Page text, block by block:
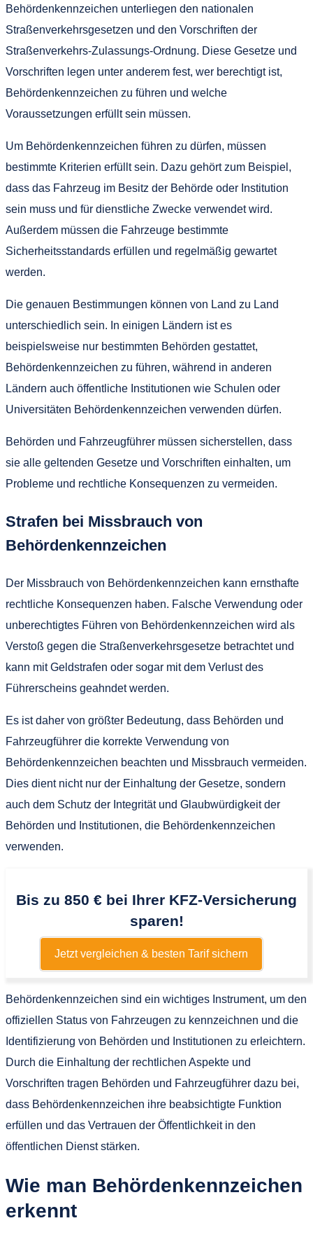
Behördenkennzeichen unterliegen den nationalen
Straßenverkehrsgesetzen und den Vorschriften der
Straßenverkehrs-Zulassungs-Ordnung. Diese Gesetze und
Vorschriften legen unter anderem fest, wer berechtigt ist,
Behördenkennzeichen zu führen und welche
Voraussetzungen erfüllt sein müssen.
Um Behördenkennzeichen führen zu dürfen, müssen
bestimmte Kriterien erfüllt sein. Dazu gehört zum Beispiel,
dass das Fahrzeug im Besitz der Behörde oder Institution
sein muss und für dienstliche Zwecke verwendet wird.
Außerdem müssen die Fahrzeuge bestimmte
Sicherheitsstandards erfüllen und regelmäßig gewartet
werden.
Die genauen Bestimmungen können von Land zu Land
unterschiedlich sein. In einigen Ländern ist es
beispielsweise nur bestimmten Behörden gestattet,
Behördenkennzeichen zu führen, während in anderen
Ländern auch öffentliche Institutionen wie Schulen oder
Universitäten Behördenkennzeichen verwenden dürfen.
Behörden und Fahrzeugführer müssen sicherstellen, dass
sie alle geltenden Gesetze und Vorschriften einhalten, um
Probleme und rechtliche Konsequenzen zu vermeiden.
Strafen bei Missbrauch von
Behördenkennzeichen
Der Missbrauch von Behördenkennzeichen kann ernsthafte
rechtliche Konsequenzen haben. Falsche Verwendung oder
unberechtigtes Führen von Behördenkennzeichen wird als
Verstoß gegen die Straßenverkehrsgesetze betrachtet und
kann mit Geldstrafen oder sogar mit dem Verlust des
Führerscheins geahndet werden.
Es ist daher von größter Bedeutung, dass Behörden und
Fahrzeugführer die korrekte Verwendung von
Behördenkennzeichen beachten und Missbrauch vermeiden.
Dies dient nicht nur der Einhaltung der Gesetze, sondern
auch dem Schutz der Integrität und Glaubwürdigkeit der
Behörden und Institutionen, die Behördenkennzeichen
verwenden.
Bis zu 850 € bei Ihrer KFZ-Versicherung
sparen!
Jetzt vergleichen & besten Tarif sichern
Behördenkennzeichen sind ein wichtiges Instrument, um den
offiziellen Status von Fahrzeugen zu kennzeichnen und die
Identifizierung von Behörden und Institutionen zu erleichtern.
Durch die Einhaltung der rechtlichen Aspekte und
Vorschriften tragen Behörden und Fahrzeugführer dazu bei,
dass Behördenkennzeichen ihre beabsichtigte Funktion
erfüllen und das Vertrauen der Öffentlichkeit in den
öffentlichen Dienst stärken.
Wie man Behördenkennzeichen
erkennt